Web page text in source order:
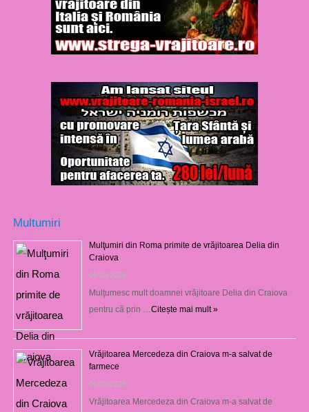
Multumiri
Mulţumiri din Roma primite de vrăjitoarea Delia din
Craiova
06/08/2026
Mulţumesc mult doamnei vrăjitoare Delia din Craiova
pentru că prin … Citește mai mult »
Vrăjitoarea Mercedeza din Craiova m-a salvat de
farmece
06/08/2026
Vrăjitoarea Mercedeza din Craiova m-a salvat de